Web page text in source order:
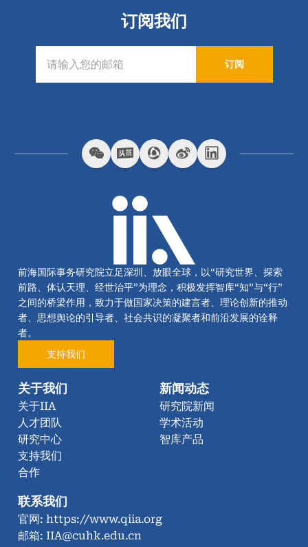
订阅我们
订阅
前海国际事务研究院立足深圳、放眼全球，以“研究世界、探索
前路、体认天理、经世治平”为理念，积极发挥智库“知”与“行”
之间的桥梁作用，致力于做国家决策的建言者、理论创新的推动
者、思想舆论的引导者、社会共识的凝聚者和前沿发展的诠释
者。
支持我们
关于我们
关于IIA
人才团队
研究中心
支持我们
合作
新闻动态
研究院新闻
学术活动
智库产品
联系我们
官网: https://www.qiia.org
邮箱: IIA@cuhk.edu.cn